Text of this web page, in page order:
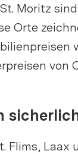
Moritz
Orte
von
Flims, Laax